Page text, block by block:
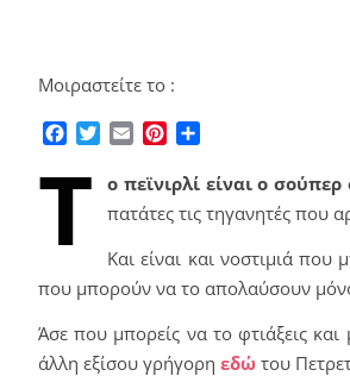
Μοιραστείτε το :
Facebook
TwitterEmailPinterest
Τ ο πεϊνιρλί είναι ο
πατάτες τις τηγανητές που
Και είναι και νοστιμιά
που μπορούν να το απολαύσουν μόνο
Άσε που μπορείς να το φτιάξεις
άλλη εξίσου γρήγορη εδώ του